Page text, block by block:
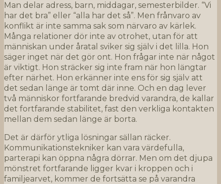
Man delar adress, barn, middagar, semesterbilder. “Vi
har det bra” eller “alla har det så”. Men frånvaro av
konflikt är inte samma sak som närvaro av kärlek.
Många relationer dör inte av otrohet, utan för att
människan under åratal sviker sig själv i det lilla. Hon
säger inget när det gör ont. Hon frågar inte när något
är viktigt. Hon sträcker sig inte fram när hon längtar
efter närhet. Hon erkänner inte ens för sig själv att
det sedan länge är tomt där inne. Och en dag lever
två människor fortfarande bredvid varandra, de kallar
det fortfarande stabilitet, fast den verkliga kontakten
mellan dem sedan länge är borta.
Det är därför ytliga lösningar sällan räcker.
Kommunikationstekniker kan vara värdefulla,
parterapi kan öppna några dörrar. Men om det djupa
mönstret fortfarande ligger kvar i kroppen och i
familjearvet, kommer de fortsätta se på varandra